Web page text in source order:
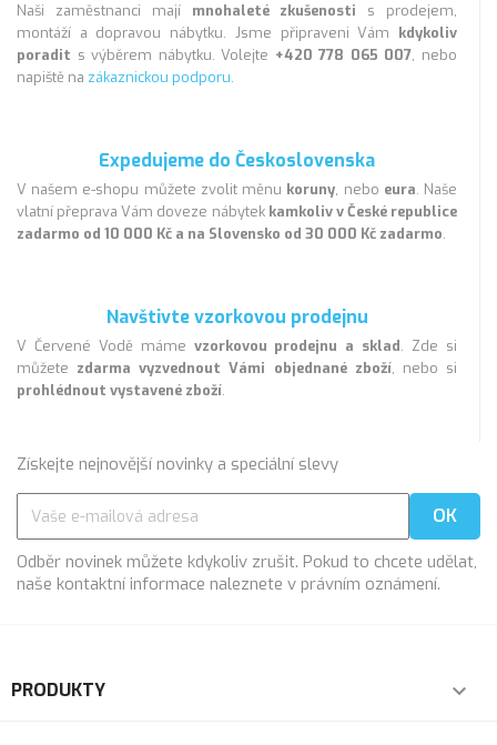
Naši zaměstnanci mají mnohaleté zkušenosti s prodejem,
montáží a dopravou nábytku. Jsme připraveni Vám kdykoliv
poradit s výběrem nábytku. Volejte +420 778 065 007, nebo
napiště na zákaznickou podporu.
Expedujeme do Československa
V našem e-shopu můžete zvolit měnu koruny, nebo eura. Naše
vlatní přeprava Vám doveze nábytek kamkoliv v České republice
zadarmo od 10 000 Kč a na Slovensko od 30 000 Kč zadarmo.
Navštivte vzorkovou prodejnu
V Červené Vodě máme vzorkovou prodejnu a sklad. Zde si
můžete zdarma vyzvednout Vámi objednané zboží, nebo si
prohlédnout vystavené zboží.
Získejte nejnovější novinky a speciální slevy
Odběr novinek můžete kdykoliv zrušit. Pokud to chcete udělat,
naše kontaktní informace naleznete v právním oznámení.
PRODUKTY 